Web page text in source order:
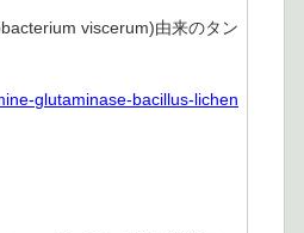
viscerum)由来のタン
glutaminase-bacillus-lichen